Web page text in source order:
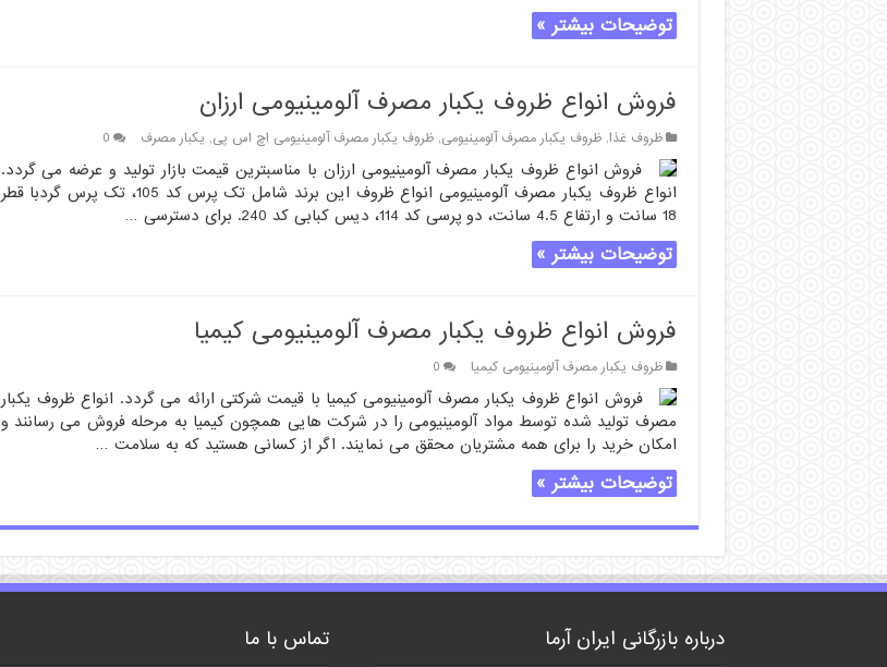
توضیحات بیشتر »
فروش انواع ظروف یکبار مصرف آلومینیومی ارزان
ظروف غذا,ظروف یکبار مصرف آلومینیومی,ظروف یکبار مصرف آلومینیومی اچ اس پی, یکبار مصرف 0
فروش انواع ظروف یکبار مصرف آلومینیومی ارزان با مناسبترین قیمت بازار تولید و عرضه می گردد.
انواع ظروف یکبار مصرف آلومینیومی انواع ظروف این برند شامل تک پرس کد 105، تک پرس گردبا قطر
18 سانت و ارتفاع 4.5 سانت، دو پرسی کد 114، دیس کبابی کد 240. برای دسترسی …
توضیحات بیشتر »
فروش انواع ظروف یکبار مصرف آلومینیومی کیمیا
ظروف یکبار مصرف آلومینیومی کیمیا 0
فروش انواع ظروف یکبار مصرف آلومینیومی کیمیا با قیمت شرکتی ارائه می گردد. انواع ظروف یکبار
مصرف تولید شده توسط مواد آلومینیومی را در شرکت هایی همچون کیمیا به مرحله فروش می رسانند و
امکان خرید را برای همه مشتریان محقق می نمایند. اگر از کسانی هستید که به سلامت …
توضیحات بیشتر »
درباره بازرگانی ایران آرما تماس با ما